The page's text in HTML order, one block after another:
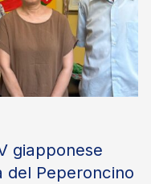
giapponese
del Peperoncino